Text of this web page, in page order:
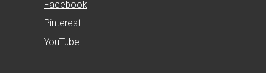
Facebook
Pinterest
YouTube